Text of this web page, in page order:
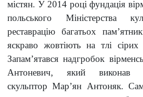
містян. У 2014 році фундація
польського Міністерства
реставрацію багатьох
яскраво жовтіють на тлі
Запам’ятався надгробок
Антоневич, який виконав
скульптор Мар’ян Антоняк.